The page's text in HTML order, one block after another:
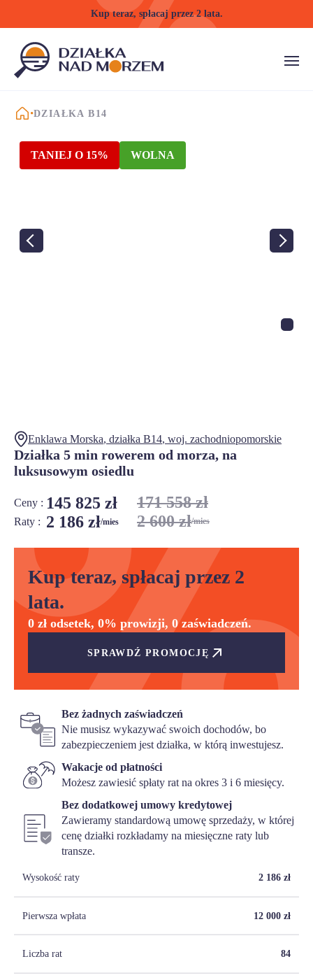
Kup teraz, spłacaj przez 2 lata.
STRONA GŁÓWNA
DZIAŁKA B14
TANIEJ O 15% WOLNA
Enklawa Morska, działka B14, woj. zachodniopomorskie
Działka 5 min rowerem od morza, na
luksusowym osiedlu
Ceny : 145 825 zł 171 558 zł
Raty : 2 186 zł/mies 2 600 zł/mies
Kup teraz, spłacaj przez 2
lata.
0 zł odsetek, 0% prowizji, 0 zaświadczeń.
SPRAWDŹ PROMOCJĘ
Bez żadnych zaświadczeń
Nie musisz wykazywać swoich dochodów, bo
zabezpieczeniem jest działka, w którą inwestujesz.
Wakacje od płatności
Możesz zawiesić spłaty rat na okres 3 i 6 miesięcy.
Bez dodatkowej umowy kredytowej
Zawieramy standardową umowę sprzedaży, w której
cenę działki rozkładamy na miesięczne raty lub
transze.
Wysokość raty 2 186 zł
Pierwsza wpłata 12 000 zł
Liczba rat 84